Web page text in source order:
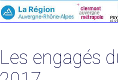
Les engagés